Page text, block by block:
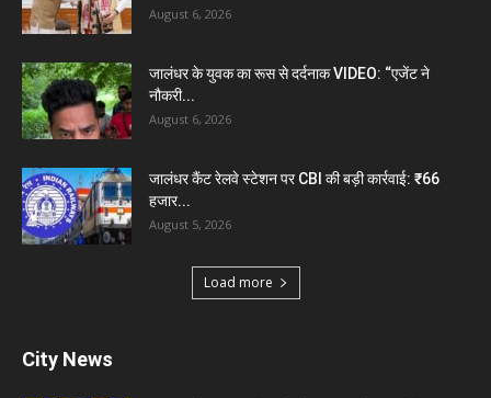
August 6, 2026
जालंधर के युवक का रूस से दर्दनाक VIDEO: “एजेंट ने
नौकरी...
August 6, 2026
जालंधर कैंट रेलवे स्टेशन पर CBI की बड़ी कार्रवाई: ₹66
हजार...
August 5, 2026
Load more
City News